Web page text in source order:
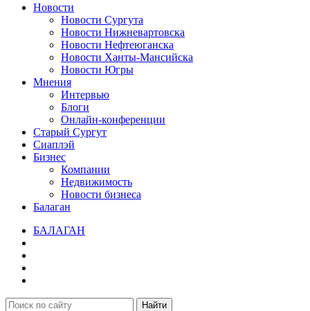
Новости
Новости Сургута
Новости Нижневартовска
Новости Нефтеюганска
Новости Ханты-Мансийска
Новости Югры
Мнения
Интервью
Блоги
Онлайн-конференции
Старый Сургут
Сиаплэй
Бизнес
Компании
Недвижимость
Новости бизнеса
Балаган
БАЛАГАН
Найти